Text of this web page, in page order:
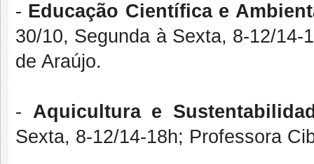
- Educação Científica e
30/10, Segunda à Sexta, 8-12/
de Araújo.
- Aquicultura e
Sexta, 8-12/14-18h; Professora